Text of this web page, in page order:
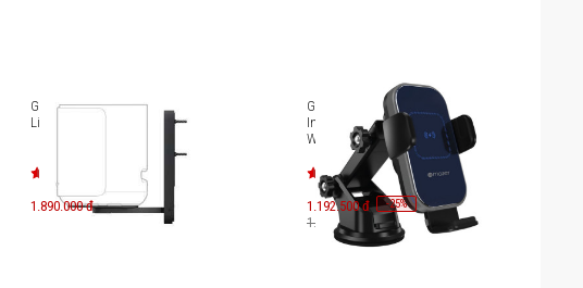
Giá đỡ gắn tường loa Bose
Lifestyle Ultra Speaker
1.890.000 đ
Giá đỡ sạc không dây Mazer
Infinite.BOOST Air.Drive V2 15W
Wireless Car Mount M-NAW-
1.192.500 đ -25%
1.590.000 đ